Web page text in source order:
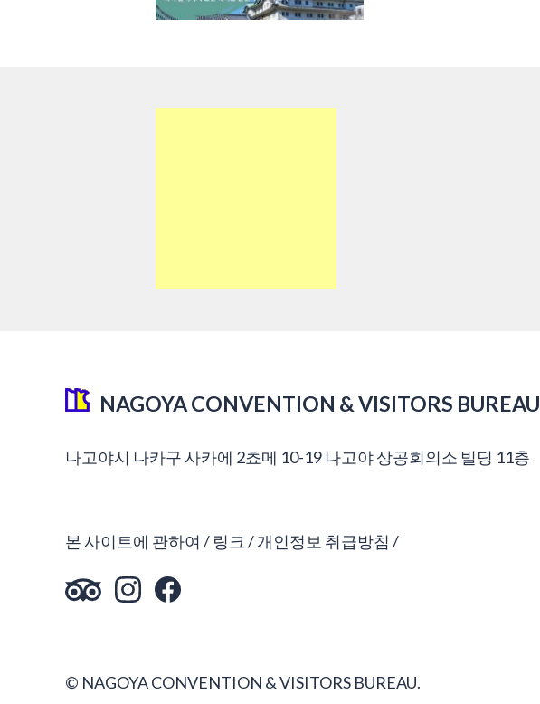
NAGOYA CONVENTION & VISITORS BUREAU
나고야시 나카구 사카에 2쵸메 10-19 나고야 상공회의소 빌딩 11층
본 사이트에 관하여 링크 개인정보 취급방침
© NAGOYA CONVENTION & VISITORS BUREAU.